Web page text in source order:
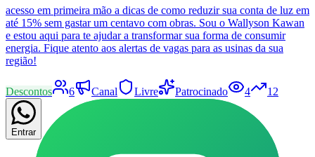
acesso em primeira mão a dicas de como reduzir sua conta de luz em
até 15% sem gastar um centavo com obras. Sou o Wallyson Kawan
e estou aqui para te ajudar a transformar sua forma de consumir
energia. Fique atento aos alertas de vagas para as usinas da sua
região!
Descontos 6 Canal Livre Patrocinado 4 12
Entrar